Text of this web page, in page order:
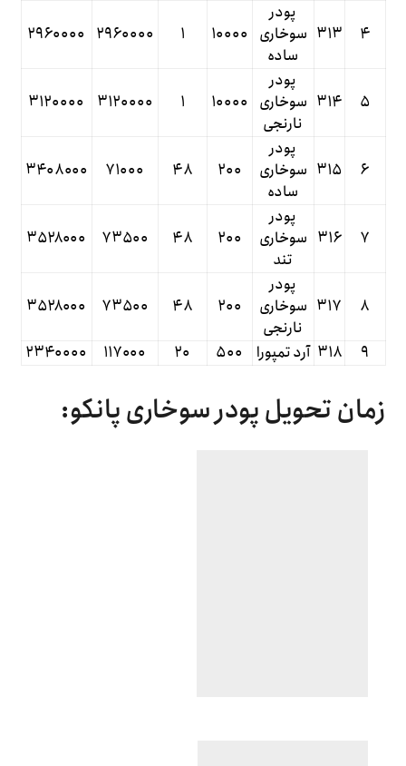
۴ ۳۱۳
پودر
سوخاری
ساده
۱۰۰۰۰ ۱ ۲۹۶۰۰۰۰ ۲۹۶۰۰۰۰
۵ ۳۱۴
پودر
سوخاری
نارنجی
۱۰۰۰۰ ۱ ۳۱۲۰۰۰۰ ۳۱۲۰۰۰۰
۶ ۳۱۵
پودر
سوخاری
ساده
۲۰۰ ۴۸ ۷۱۰۰۰ ۳۴۰۸۰۰۰
۷ ۳۱۶
پودر
سوخاری
تند
۲۰۰ ۴۸ ۷۳۵۰۰ ۳۵۲۸۰۰۰
۸ ۳۱۷
پودر
سوخاری
نارنجی
۲۰۰ ۴۸ ۷۳۵۰۰ ۳۵۲۸۰۰۰
۹ ۳۱۸ آرد تمپورا ۵۰۰ ۲۰ ۱۱۷۰۰۰ ۲۳۴۰۰۰۰
زمان تحویل پودر سوخاری پانکو: